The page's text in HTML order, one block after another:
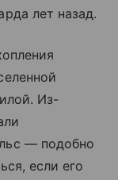
лет назад.
Из-
— подобно
если его